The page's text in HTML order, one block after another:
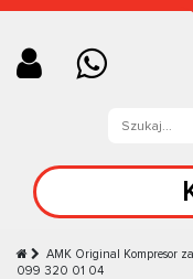
АМК Original Kompresor
099 320 01 04